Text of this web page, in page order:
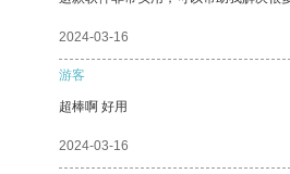
2024-03-16
游客
超棒啊 好用
2024-03-16